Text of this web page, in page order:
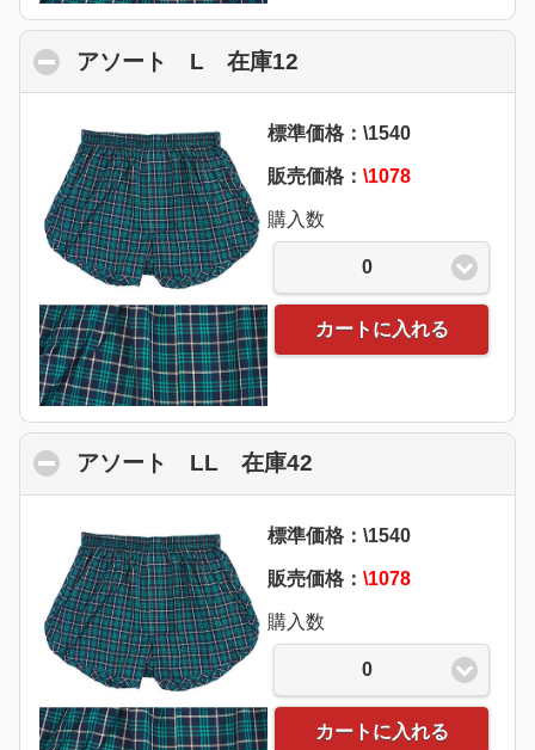
アソート L 在庫12
標準価格：\1540
販売価格： \1078
購入数
0
カートに入れる
アソート LL 在庫42
標準価格：\1540
販売価格： \1078
購入数
0
カートに入れる